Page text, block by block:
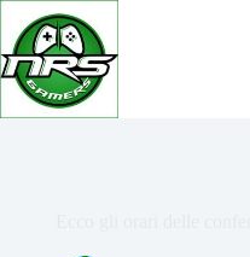
Salta
contenuto